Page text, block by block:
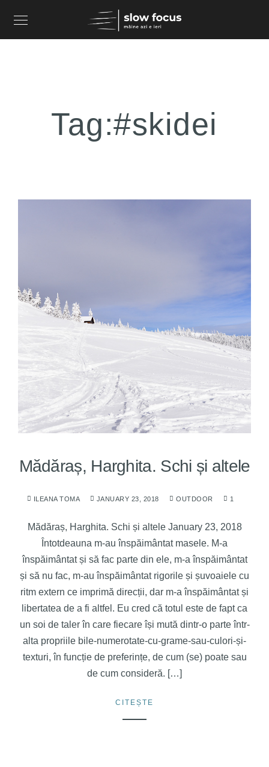
Tag:#skidei
Mădăraș, Harghita. Schi și altele
ILEANA TOMA JANUARY 23, 2018 OUTDOOR 1
Mădăraș, Harghita. Schi și altele January 23, 2018
Întotdeauna m-au înspăimântat masele. M-a
înspăimântat și să fac parte din ele, m-a înspăimântat
și să nu fac, m-au înspăimântat rigorile și șuvoaiele cu
ritm extern ce imprimă direcții, dar m-a înspăimântat și
libertatea de a fi altfel. Eu cred că totul este de fapt ca
un soi de taler în care fiecare își mută dintr-o parte într-
alta propriile bile-numerotate-cu-grame-sau-culori-și-
texturi, în funcție de preferințe, de cum (se) poate sau
de cum consideră. […]
CITEȘTE